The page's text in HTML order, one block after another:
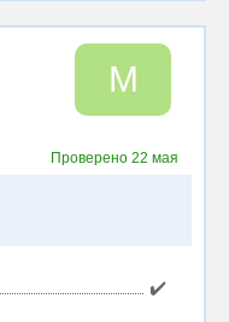
M
Проверено 22 мая
✔️